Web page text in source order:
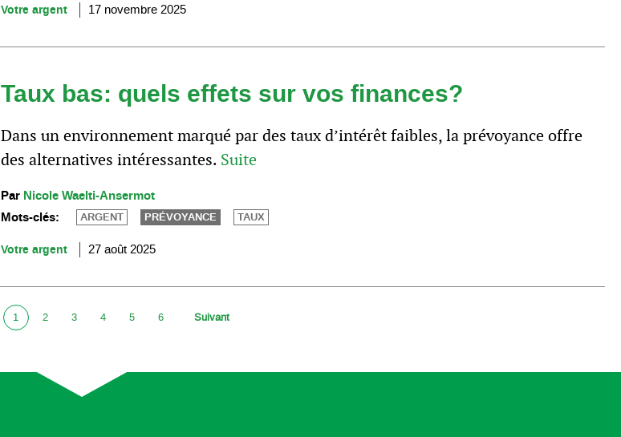
Votre argent 17 novembre 2025
Taux bas: quels effets sur vos finances?
Dans un environnement marqué par des taux d’intérêt faibles, la prévoyance offre
des alternatives intéressantes. Suite
Par Nicole Waelti-Ansermot
Mots-clés:
ARGENT PRÉVOYANCE TAUX
Votre argent 27 août 2025
1 2 3 4 5 6 Suivant